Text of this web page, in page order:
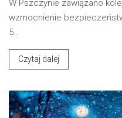
W Pszczynie zawiązano
wzmocnienie
5…
Czytaj dalej